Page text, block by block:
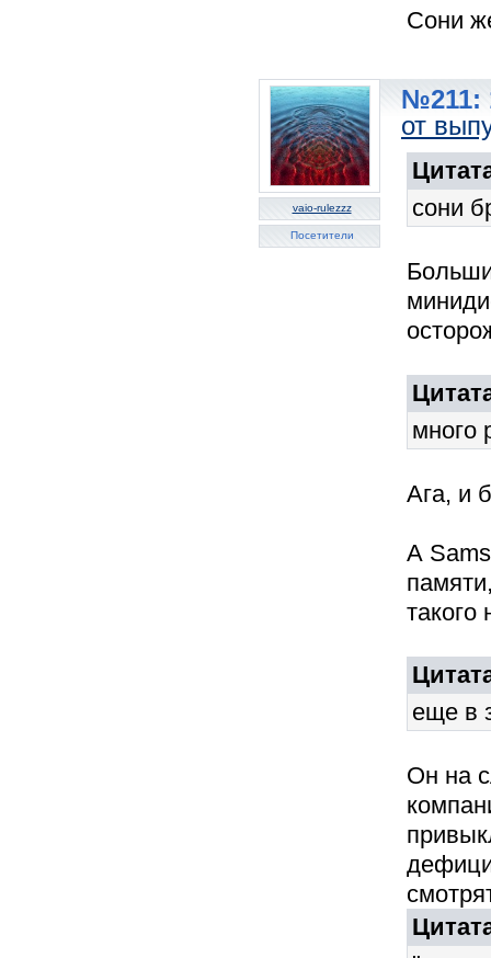
Сони
vaio-rulezzz
Посетители
№211:
от
сони
много
Ага, и
А
такого
еще в
Он на